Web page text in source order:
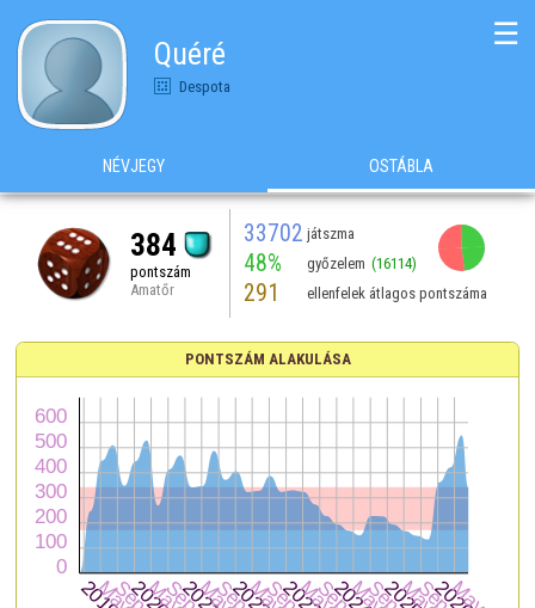
Quéré
Despota
☰
NÉVJEGY OSTÁBLA
384
pontszám
Amatőr
33702 játszma
48% győzelem (16114)
291 ellenfelek átlagos pontszáma
PONTSZÁM ALAKULÁSA